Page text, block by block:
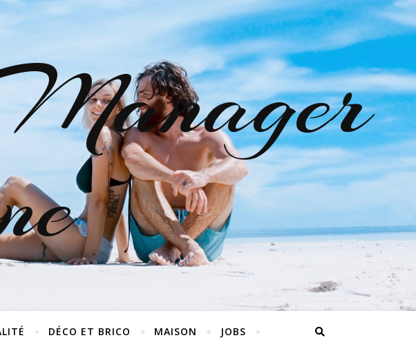
DÉCO ET BRICO MAISON JOBS